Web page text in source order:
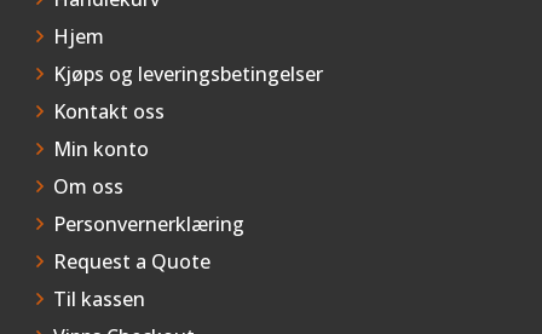
Hjem
Kjøps og leveringsbetingelser
Kontakt oss
Min konto
Om oss
Personvernerklæring
Request a Quote
Til kassen